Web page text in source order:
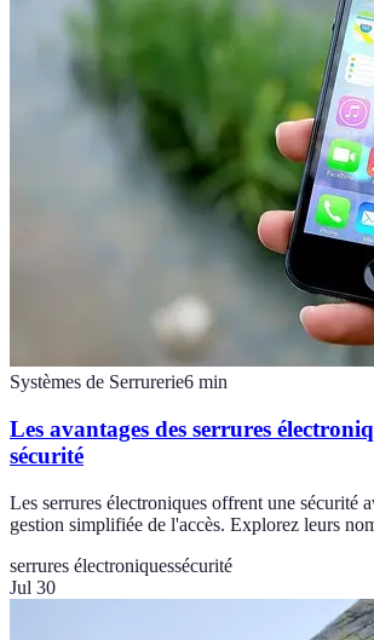
Systèmes de Serrurerie6 min
Les avantages des serrures
sécurité
Les serrures électroniques offrent une sécurité
gestion simplifiée de l'accès. Explorez leurs
serrures électroniquessécurité
Jul 30